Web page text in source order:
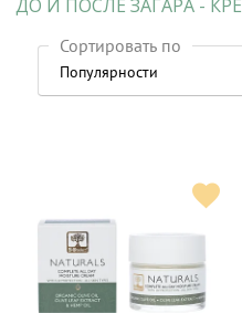
ДО И ПОСЛЕ ЗАГАРА -
Сортировать по